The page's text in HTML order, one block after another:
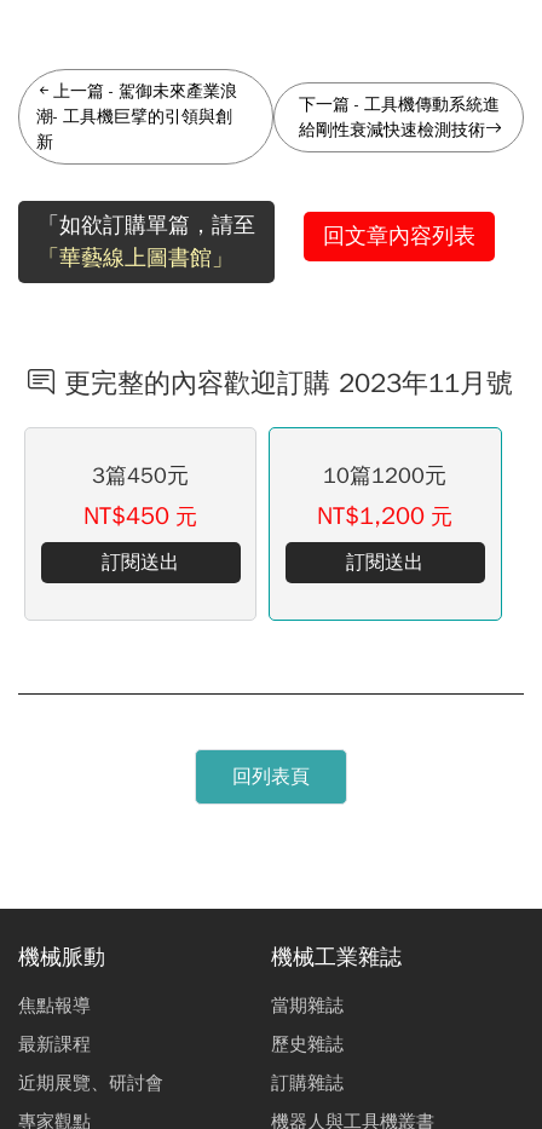
上一篇 - 駕御未來產業浪
潮- 工具機巨擘的引領與創
新
下一篇 -工具機傳動系統進
給剛性衰減快速檢測技術
「如欲訂購單篇，請至
「華藝線上圖書館」
回文章內容列表
更完整的內容歡迎訂購 2023年11月號
3篇450元
NT$450 元
訂閱送出
10篇1200元
NT$1,200 元
訂閱送出
回列表頁
機械脈動
焦點報導
最新課程
近期展覽、研討會
專家觀點
機械工業雜誌
當期雜誌
歷史雜誌
訂購雜誌
機器人與工具機叢書